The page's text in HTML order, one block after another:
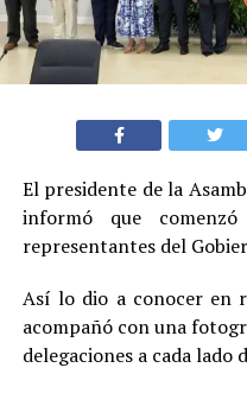
El presidente de la
informó que
representantes del
Así lo dio a conocer en
acompañó con una
delegaciones a cada lado